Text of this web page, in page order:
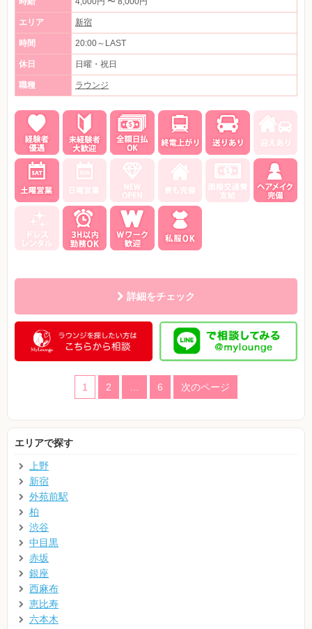
エリア 新宿
時間 20:00～LAST
休日 日曜・祝日
職種 ラウンジ
詳細をチェック
1 2 … 6 次のページ
エリアで探す
上野
新宿
外苑前駅
柏
渋谷
中目黒
赤坂
銀座
西麻布
恵比寿
六本木